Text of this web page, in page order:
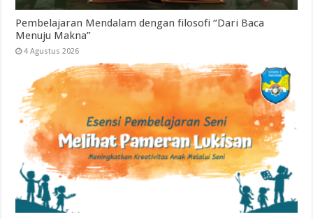
Pembelajaran Mendalam dengan filosofi “Dari Baca
Menuju Makna”
4 Agustus 2026